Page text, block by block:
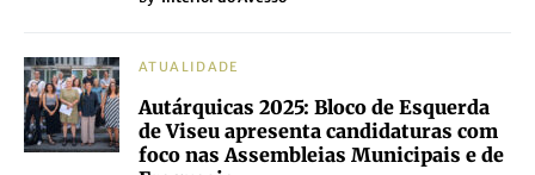
ATUALIDADE
Autárquicas 2025: Bloco de Esquerda
de Viseu apresenta candidaturas com
foco nas Assembleias Municipais e de